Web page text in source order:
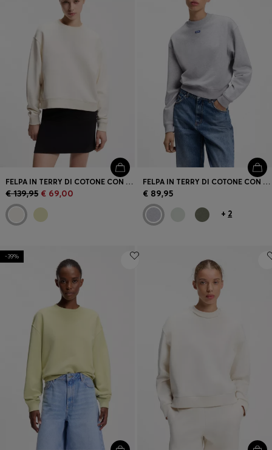
FELPA IN TERRY DI COTONE CON LOGO RICAMATO
€ 139,95 € 69,00
FELPA IN TERRY DI COTONE CON TARGHETTA CON LOGO
€ 89,95
+ 2
-39%